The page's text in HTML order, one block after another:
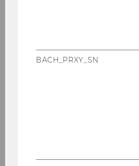
Wissenschaftliche
BACH_PRXY_SN